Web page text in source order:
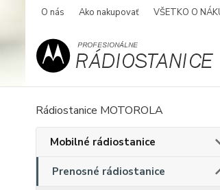
O nás Ako nakupovať VŠETKO O
Rádiostanice MOTOROLA
Mobilné rádiostanice
Prenosné rádiostanice